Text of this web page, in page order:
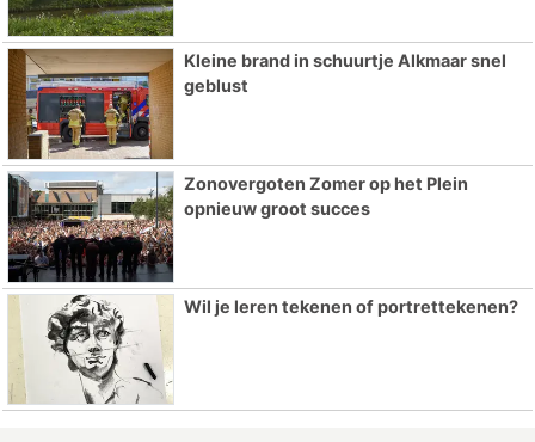
Kleine brand in schuurtje Alkmaar snel
geblust
Zonovergoten Zomer op het Plein
opnieuw groot succes
Wil je leren tekenen of portrettekenen?